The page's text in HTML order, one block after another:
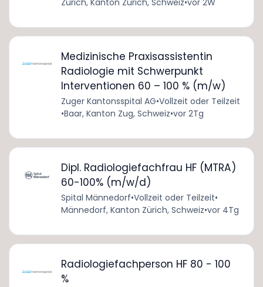
Medizinische Praxisassistentin
Radiologie mit Schwerpunkt
Interventionen 60 – 100 % (m/w)
Zuger Kantonsspital AG•Vollzeit oder Teilzeit
•Baar, Kanton Zug, Schweiz•vor 2Tg
Dipl. Radiologiefachfrau HF (MTRA)
60-100% (m/w/d)
Spital Männedorf•Vollzeit oder Teilzeit•
Männedorf, Kanton Zürich, Schweiz•vor 4Tg
Radiologiefachperson HF 80 - 100
%